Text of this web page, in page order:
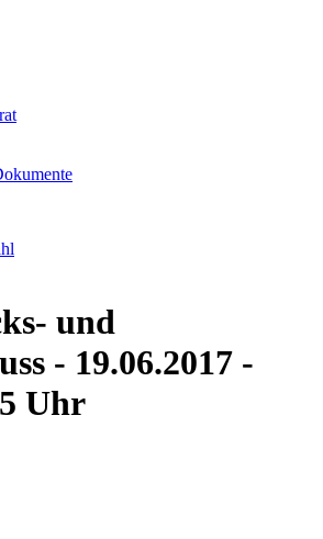
und
- 19.06.2017 -
Uhr